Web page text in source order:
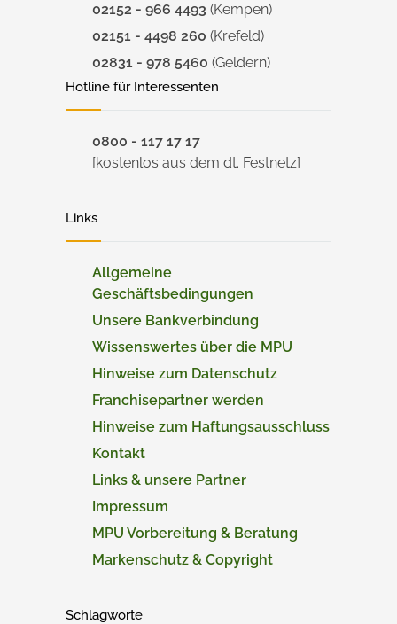
02152 - 966 4493 (Kempen)
02151 - 4498 260 (Krefeld)
02831 - 978 5460 (Geldern)
Hotline für Interessenten
0800 - 117 17 17
[kostenlos aus dem dt. Festnetz]
Links
Allgemeine
Geschäftsbedingungen
Unsere Bankverbindung
Wissenswertes über die MPU
Hinweise zum Datenschutz
Franchisepartner werden
Hinweise zum Haftungsausschluss
Kontakt
Links & unsere Partner
Impressum
MPU Vorbereitung & Beratung
Markenschutz & Copyright
Schlagworte